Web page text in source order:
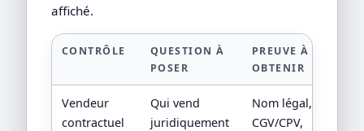
affiché.
CONTRÔLE
QUESTION À
POSER
PREUVE À
OBTENIR
Vendeur
contractuel
Qui vend
juridiquement
Nom légal,
CGV/CPV,